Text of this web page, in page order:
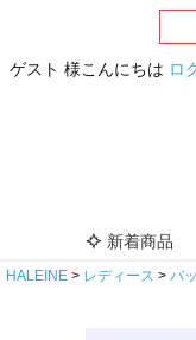
ゲスト 様こんにちは ロ
新着商品
HALEINE レディース バ